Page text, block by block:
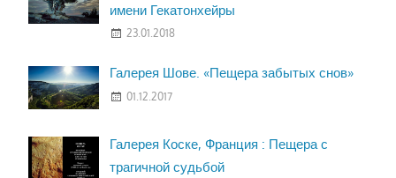
имени Гекатонхейры
23.01.2018
Галерея Шове. «Пещера забытых снов»
01.12.2017
Галерея Коске, Франция : Пещера с
трагичной судьбой